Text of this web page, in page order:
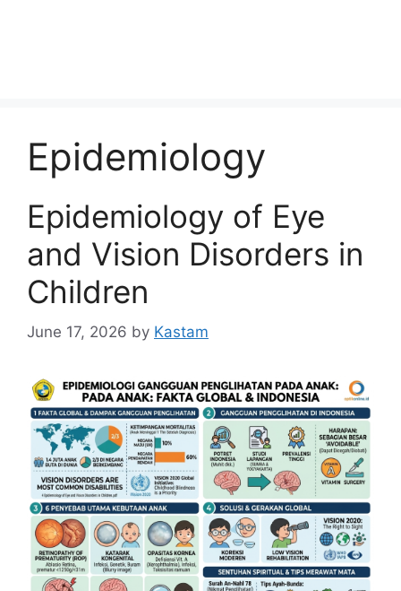
Epidemiology
Epidemiology of Eye
and Vision Disorders in
Children
June 17, 2026 by Kastam